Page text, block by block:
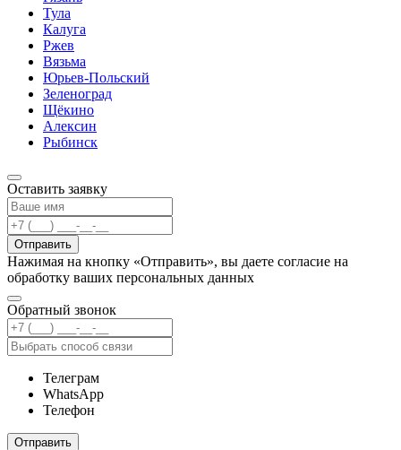
Тула
Калуга
Ржев
Вязьма
Юрьев-Польский
Зеленоград
Щёкино
Алексин
Рыбинск
Оставить заявку
Отправить
Нажимая на кнопку «Отправить», вы даете согласие на
обработку ваших персональных данных
Обратный звонок
Телеграм
WhatsApp
Телефон
Отправить